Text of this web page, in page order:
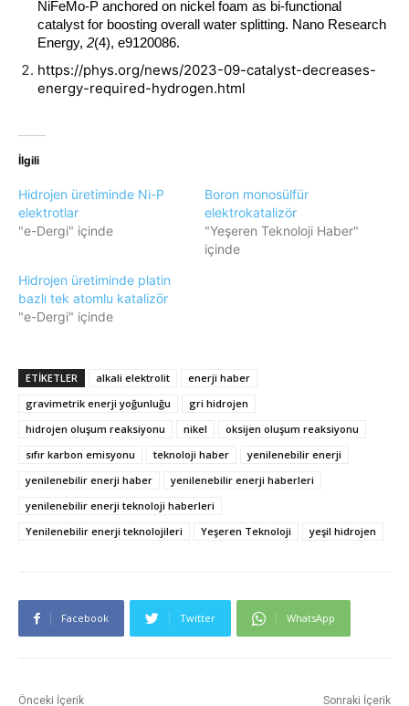
NiFeMo-P anchored on nickel foam as bi-functional
catalyst for boosting overall water splitting. Nano Research
Energy, 2(4), e9120086.
https://phys.org/news/2023-09-catalyst-decreases-
energy-required-hydrogen.html
İlgili
Hidrojen üretiminde Ni-P
elektrotlar
"e-Dergi" içinde
Boron monosülfür
elektrokatalizör
"Yeşeren Teknoloji Haber"
içinde
Hidrojen üretiminde platin
bazlı tek atomlu katalizör
"e-Dergi" içinde
ETIKETLER alkali elektrolit
enerji haber
gravimetrik enerji yoğunluğu
gri hidrojen
hidrojen oluşum reaksiyonu
nikel
oksijen oluşum reaksiyonu
sıfır karbon emisyonu
teknoloji haber
yenilenebilir enerji
yenilenebilir enerji haber
yenilenebilir enerji haberleri
yenilenebilir enerji teknoloji haberleri
Yenilenebilir enerji teknolojileri
Yeşeren Teknoloji yeşil hidrojen
Facebook Twitter WhatsApp
Önceki İçerik Sonraki İçerik